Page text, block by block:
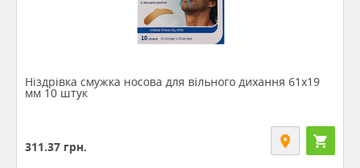
Ніздрівка смужка носова для вільного дихання 61х19
мм 10 штук
311.37 грн.